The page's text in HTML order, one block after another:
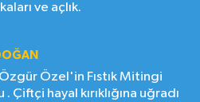
ve açlık.
Özel'in Fıstık Mitingi
Çiftçi hayal kırıklığına uğradı